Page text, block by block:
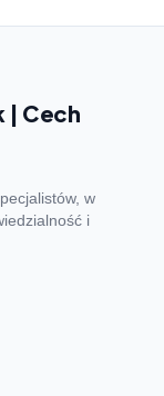
| Cech
w
i